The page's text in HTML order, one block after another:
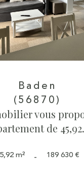
Baden
(56870)
vous
de
m² - 189 630 €